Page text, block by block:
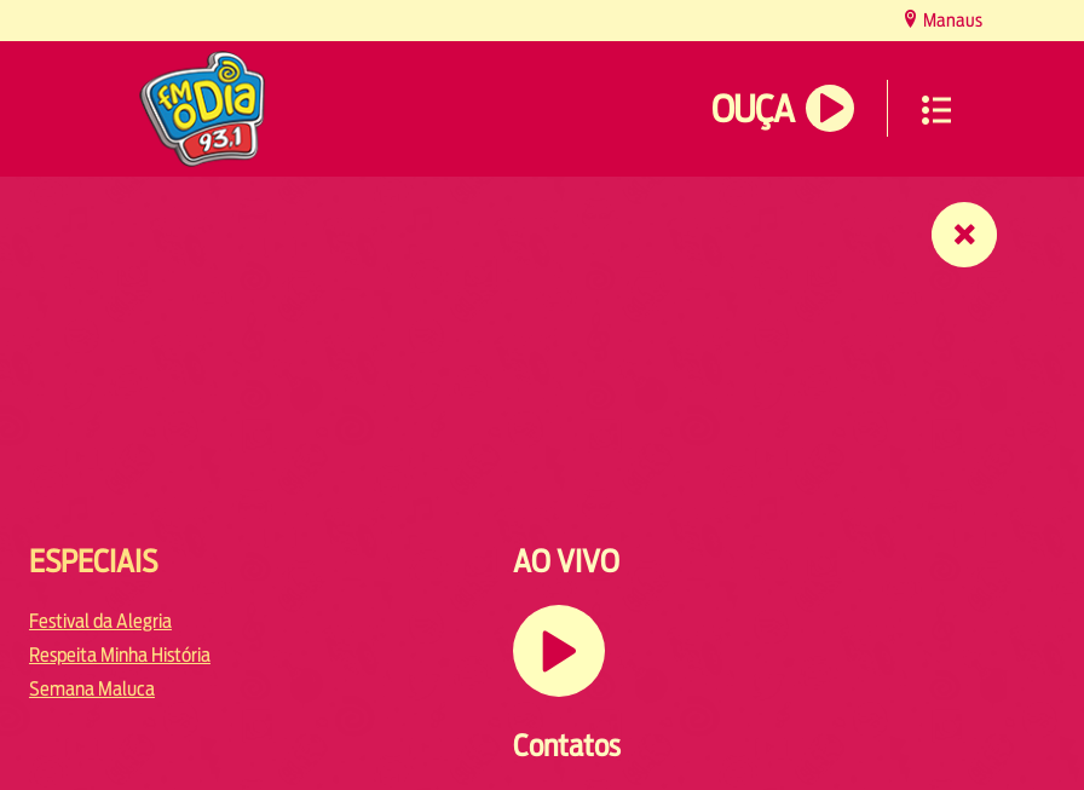
Manaus
OUÇA
ESPECIAIS
Festival da Alegria
Respeita Minha História
Semana Maluca
AO VIVO
Contatos